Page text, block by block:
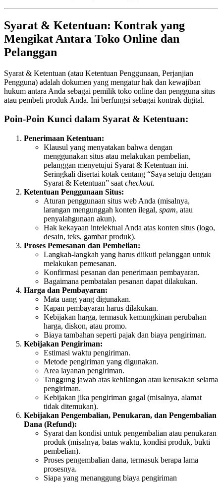
Syarat & Ketentuan: Kontrak yang
Mengikat Antara Toko Online dan
Pelanggan
Syarat & Ketentuan (atau Ketentuan Penggunaan, Perjanjian
Pengguna) adalah dokumen yang mengatur hak dan kewajiban
hukum antara Anda sebagai pemilik toko online dan pengguna situs
atau pembeli produk Anda. Ini berfungsi sebagai kontrak digital.
Poin-Poin Kunci dalam Syarat & Ketentuan:
Penerimaan Ketentuan:
Klausul yang menyatakan bahwa dengan
menggunakan situs atau melakukan pembelian,
pelanggan menyetujui Syarat & Ketentuan ini.
Seringkali disertai kotak centang “Saya setuju dengan
Syarat & Ketentuan” saat checkout.
Ketentuan Penggunaan Situs:
Aturan penggunaan situs web Anda (misalnya,
larangan mengunggah konten ilegal, spam, atau
penyalahgunaan akun).
Hak kekayaan intelektual Anda atas konten situs (logo,
desain, teks, gambar produk).
Proses Pemesanan dan Pembelian:
Langkah-langkah yang harus diikuti pelanggan untuk
melakukan pemesanan.
Konfirmasi pesanan dan penerimaan pembayaran.
Bagaimana pembatalan pesanan dapat dilakukan.
Harga dan Pembayaran:
Mata uang yang digunakan.
Kapan pembayaran harus dilakukan.
Kebijakan harga, termasuk kemungkinan perubahan
harga, diskon, atau promo.
Biaya tambahan seperti pajak dan biaya pengiriman.
Kebijakan Pengiriman:
Estimasi waktu pengiriman.
Metode pengiriman yang digunakan.
Area layanan pengiriman.
Tanggung jawab atas kehilangan atau kerusakan selama
pengiriman.
Kebijakan jika pengiriman gagal (misalnya, alamat
tidak ditemukan).
Kebijakan Pengembalian, Penukaran, dan Pengembalian
Dana (Refund):
Syarat dan kondisi untuk pengembalian atau penukaran
produk (misalnya, batas waktu, kondisi produk, bukti
pembelian).
Proses pengembalian dana, termasuk berapa lama
prosesnya.
Siapa yang menanggung biaya pengiriman